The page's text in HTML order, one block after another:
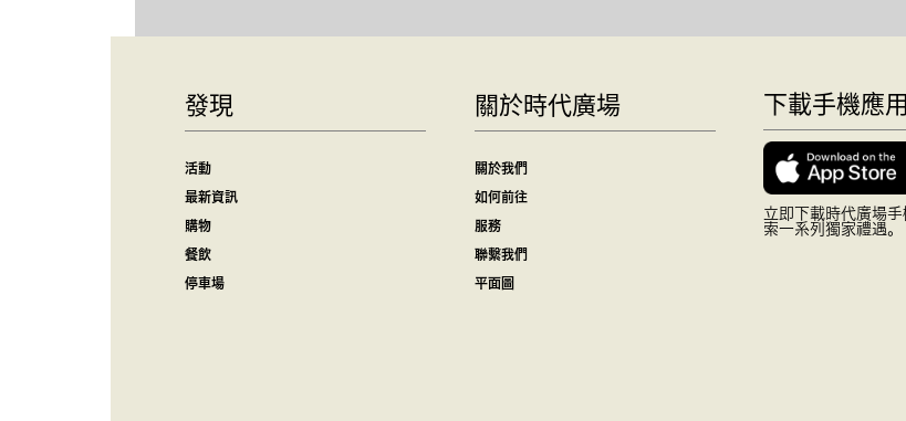
發現
活動
最新資訊
購物
餐飲
停車場
關於時代廣場
關於我們
如何前往
服務
聯繫我們
平面圖
下載手機應
立即下載時代廣場
索一系列獨家禮遇。